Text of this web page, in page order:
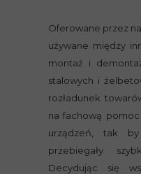
Oferowane przez
używane między
montaż i
stalowych i
rozładunek
na fachową
urządzeń, tak
przebiegały
Decydując się